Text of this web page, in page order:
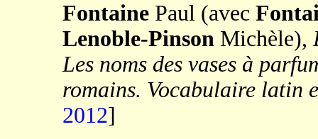
Fontaine Paul (avec
Lenoble-Pinson Michèle),
Les noms des vases à
romains. Vocabulaire latin
2012]